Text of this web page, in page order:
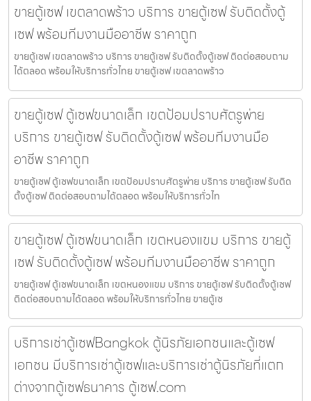
ขายตู้เซฟ เขตลาดพร้าว บริการ ขายตู้เซฟ รับติดตั้งตู้
เซฟ พร้อมทีมงานมืออาชีพ ราคาถูก
ขายตู้เซฟ เขตลาดพร้าว บริการ ขายตู้เซฟ รับติดตั้งตู้เซฟ ติดต่อสอบถาม
ได้ตลอด พร้อมให้บริการทั่วไทย ขายตู้เซฟ เขตลาดพร้าว
ขายตู้เซฟ ตู้เซฟขนาดเล็ก เขตป้อมปราบศัตรูพ่าย
บริการ ขายตู้เซฟ รับติดตั้งตู้เซฟ พร้อมทีมงานมือ
อาชีพ ราคาถูก
ขายตู้เซฟ ตู้เซฟขนาดเล็ก เขตป้อมปราบศัตรูพ่าย บริการ ขายตู้เซฟ รับติด
ตั้งตู้เซฟ ติดต่อสอบถามได้ตลอด พร้อมให้บริการทั่วไท
ขายตู้เซฟ ตู้เซฟขนาดเล็ก เขตหนองแขม บริการ ขายตู้
เซฟ รับติดตั้งตู้เซฟ พร้อมทีมงานมืออาชีพ ราคาถูก
ขายตู้เซฟ ตู้เซฟขนาดเล็ก เขตหนองแขม บริการ ขายตู้เซฟ รับติดตั้งตู้เซฟ
ติดต่อสอบถามได้ตลอด พร้อมให้บริการทั่วไทย ขายตู้เซ
บริการเช่าตู้เซฟBangkok ตู้นิรภัยเอกชนและตู้เซฟ
เอกชน มีบริการเช่าตู้เซฟและบริการเช่าตู้นิรภัยที่แตก
ต่างจากตู้เซฟธนาคาร ตู้เซฟ.com